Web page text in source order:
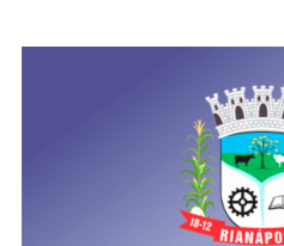
Realiza
Sessão
Ordinária
De